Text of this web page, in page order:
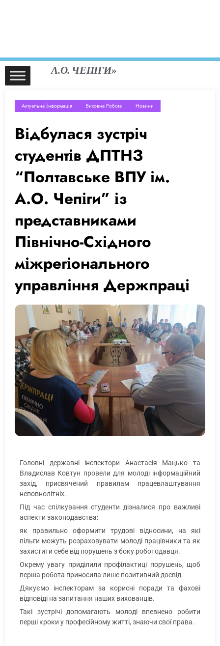
А.О. ЧЕПІГИ»
Актуальна Інформація Виховна Робота Новини
Відбулася зустріч
студентів ДПТНЗ
“Полтавське ВПУ ім.
А.О. Чепіги” із
представниками
Північно-Східного
міжрегіонального
управління Держпраці
Головні державні інспектори Анастасія Мацько та
Владислав Ковтун провели для молоді інформаційний
захід, присвячений правилам працевлаштування
неповнолітніх.
Під час спілкування студенти дізналися про важливі
аспекти законодавства:
як правильно оформити трудові відносини, на які
пільги можуть розраховувати молоді працівники та як
захистити себе від порушень з боку роботодавця.
Окрему увагу приділили профілактиці порушень, щоб
перша робота приносила лише позитивний досвід.
Дякуємо інспекторам за корисні поради та фахові
відповіді на запитання наших вихованців.
Такі зустрічі допомагають молоді впевнено робити
перші кроки у професійному житті, знаючи свої права.